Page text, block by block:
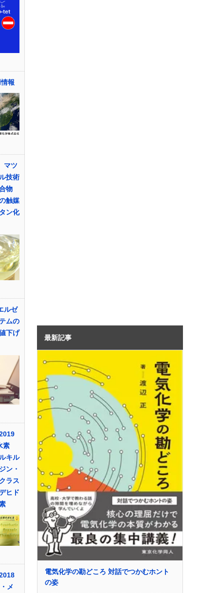
報
マツ
技術
物
触媒
ン化
ルゼ
ムの
下げ
素
キル
ン・
ラス
ヒド
メ
最新記事
電気化学の勘どころ 対話でつかむホント
の姿